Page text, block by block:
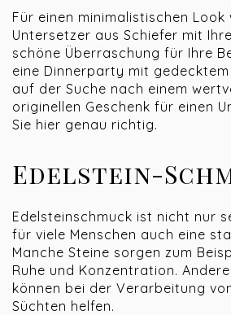
Für einen minimalistischen Look
Untersetzer aus Schiefer mit
schöne Überraschung für Ihre
eine Dinnerparty mit gedecktem
auf der Suche nach einem
originellen Geschenk für einen
Sie hier genau richtig.
Edelstein-
Edelsteinschmuck ist nicht nur
für viele Menschen auch eine
Manche Steine sorgen zum
Ruhe und Konzentration.
können bei der Verarbeitung
Süchten helfen.